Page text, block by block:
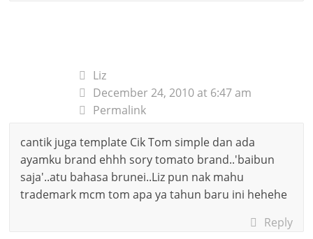
Liz
December 24, 2010 at 6:47 am
Permalink
cantik juga template Cik Tom simple dan ada
ayamku brand ehhh sory tomato brand..'baibun
saja'..atu bahasa brunei..Liz pun nak mahu
trademark mcm tom apa ya tahun baru ini hehehe
Reply